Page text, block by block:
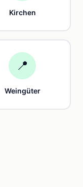
Kirchen
📍
Weingüter